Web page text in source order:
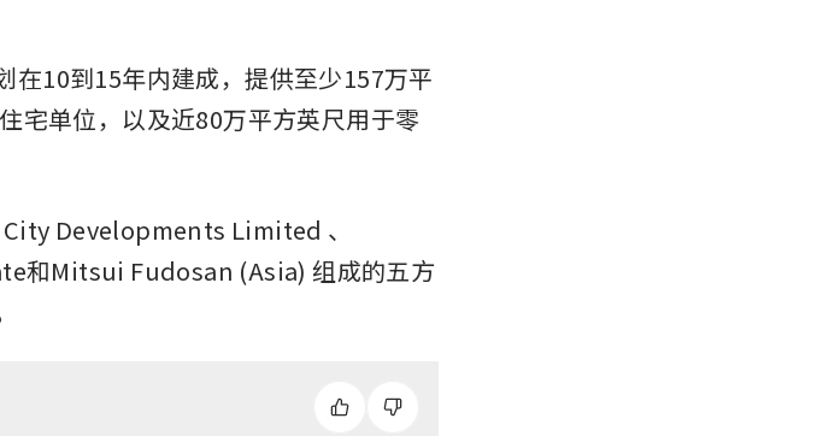
在10到15年内建成，提供至少157万平
宅单位，以及近80万平方英尺用于零
City Developments Limited 、
和Mitsui Fudosan (Asia) 组成的五方